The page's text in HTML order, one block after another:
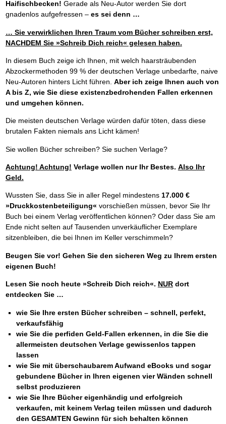
Haifischbecken! Gerade als Neu-Autor werden Sie dort
gnadenlos aufgefressen – es sei denn …
… Sie verwirklichen Ihren Traum vom Bücher schreiben erst,
NACHDEM Sie »Schreib Dich reich« gelesen haben.
In diesem Buch zeige ich Ihnen, mit welch haarsträubenden
Abzockermethoden 99 % der deutschen Verlage unbedarfte, naive
Neu-Autoren hinters Licht führen. Aber ich zeige Ihnen auch von
A bis Z, wie Sie diese existenzbedrohenden Fallen erkennen
und umgehen können.
Die meisten deutschen Verlage würden dafür töten, dass diese
brutalen Fakten niemals ans Licht kämen!
Sie wollen Bücher schreiben? Sie suchen Verlage?
Achtung! Achtung! Verlage wollen nur Ihr Bestes. Also Ihr
Geld.
Wussten Sie, dass Sie in aller Regel mindestens 17.000 €
»Druckkostenbeteiligung« vorschießen müssen, bevor Sie Ihr
Buch bei einem Verlag veröffentlichen können? Oder dass Sie am
Ende nicht selten auf Tausenden unverkäuflicher Exemplare
sitzenbleiben, die bei Ihnen im Keller verschimmeln?
Beugen Sie vor! Gehen Sie den sicheren Weg zu Ihrem ersten
eigenen Buch!
Lesen Sie noch heute »Schreib Dich reich«. NURdort
entdecken Sie …
wie Sie Ihre ersten Bücher schreiben – schnell, perfekt,
verkaufsfähig
wie Sie die perfiden Geld-Fallen erkennen, in die Sie die
allermeisten deutschen Verlage gewissenlos tappen
lassen
wie Sie mit überschaubarem Aufwand eBooks und sogar
gebundene Bücher in Ihren eigenen vier Wänden schnell
selbst produzieren
wie Sie Ihre Bücher eigenhändig und erfolgreich
verkaufen, mit keinem Verlag teilen müssen und dadurch
den GESAMTEN Gewinn für sich behalten können